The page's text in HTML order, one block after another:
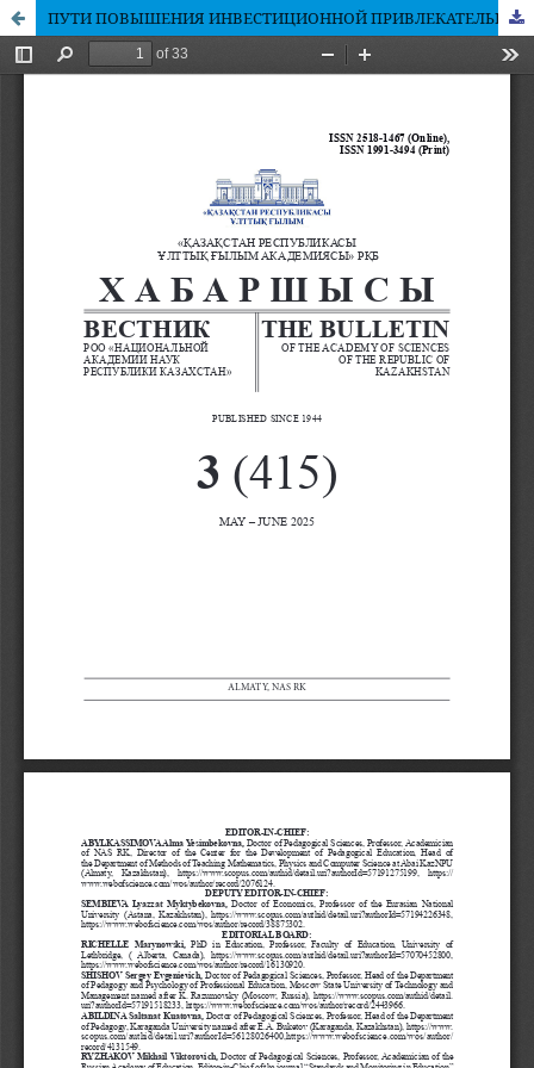
ПУТИ ПОВЫШЕНИЯ ИНВЕСТИЦИОННОЙ ПРИВЛЕКАТЕЛЬНОСТИ ЭКОНОМИКИ КАЗАХСТАНАМ